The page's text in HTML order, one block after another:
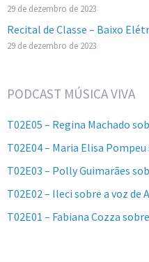
29 de dezembro de 2023
Recital de Classe – Baixo
29 de dezembro de 2023
PODCAST MÚSICA VIVA
T02E05 – Regina Machado
T02E04 – Maria Elisa
T02E03 – Polly Guimarães
T02E02 – Ileci sobre a voz de
T02E01 – Fabiana Cozza